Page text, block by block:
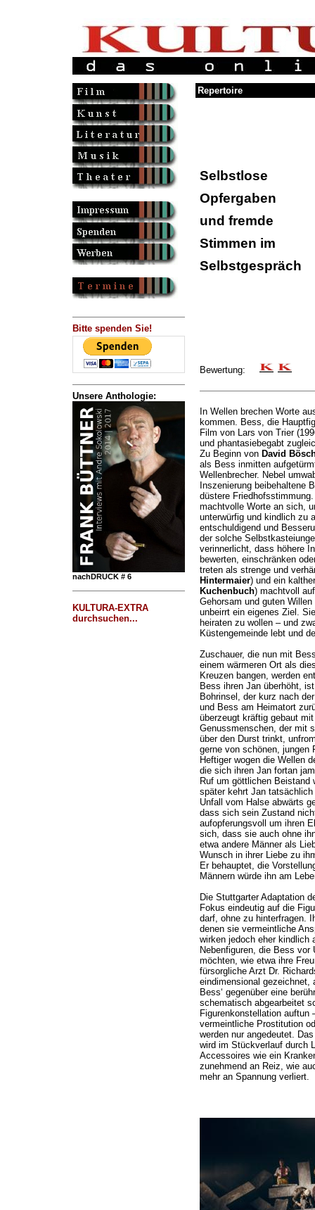
Bitte spenden Sie!
Unsere Anthologie:
nachDRUCK # 6
KULTURA-EXTRA
durchsuchen...
Repertoire
Selbstlose
Opfergaben
und fremde
Stimmen im
Selbstgespräch
Bewertung:
In Wellen brechen Worte
kommen. Bess, die
Film von Lars von Trier
und phantasiebegabt
Zu Beginn von David
als Bess inmitten
Wellenbrecher. Nebel
Inszenierung beibehaltene
düstere
machtvolle Worte an sich,
unterwürfig und kindlich zu
entschuldigend und
der solche
verinnerlicht, dass höhere
bewerten, einschränken
treten als strenge und
Hintermaier) und ein
Kuchenbuch) machtvoll
Gehorsam und guten
unbeirrt ein eigenes Ziel.
heiraten zu wollen – und
Küstengemeinde lebt und
Zuschauer, die nun mit
einem wärmeren Ort als
Kreuzen bangen, werden
Bess ihren Jan überhöht,
Bohrinsel, der kurz nach
und Bess am Heimatort
überzeugt kräftig gebaut
Genussmenschen, der mit
über den Durst trinkt,
gerne von schönen, jungen
Heftiger wogen die Wellen
die sich ihren Jan fortan
Ruf um göttlichen Beistand
später kehrt Jan
Unfall vom Halse abwärts
dass sich sein Zustand
aufopferungsvoll um ihren
sich, dass sie auch ohne
etwa andere Männer als
Wunsch in ihrer Liebe zu
Er behauptet, die
Männern würde ihn am
Die Stuttgarter Adaptation
Fokus eindeutig auf die
darf, ohne zu hinterfragen.
denen sie vermeintliche
wirken jedoch eher kindlich
Nebenfiguren, die Bess vor
möchten, wie etwa ihre
fürsorgliche Arzt Dr.
eindimensional gezeichnet,
Bess‘ gegenüber eine
schematisch abgearbeitet
Figurenkonstellation
vermeintliche Prostitution
werden nur angedeutet.
wird im Stückverlauf durch
Accessoires wie ein
zunehmend an Reiz, wie
mehr an Spannung verliert.